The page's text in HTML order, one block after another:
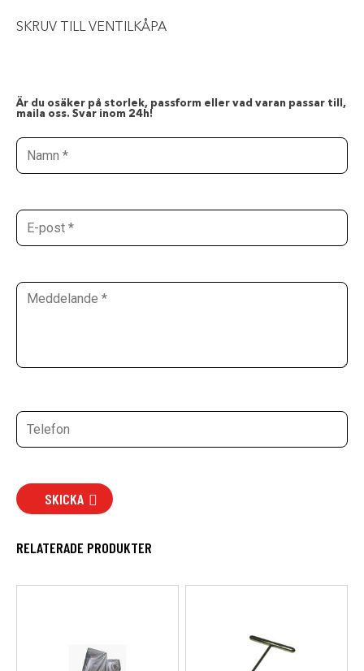
SKRUV TILL VENTILKÅPA
Är du osäker på storlek, passform eller vad varan passar till,
maila oss. Svar inom 24h!
SKICKA
RELATERADE PRODUKTER